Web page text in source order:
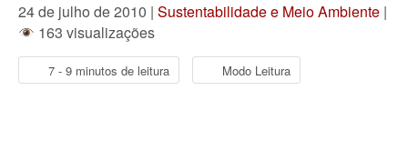
24 de julho de 2010 | Sustentabilidade e Meio Ambiente |
163 visualizações
7 - 9 minutos de leitura Modo Leitura